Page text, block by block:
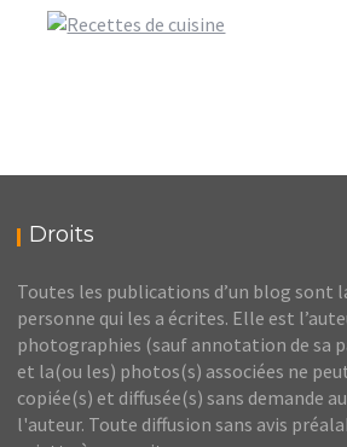
Droits
Toutes les publications d’un blog sont
personne qui les a écrites. Elle est
photographies (sauf annotation de sa
et la(ou les) photos(s) associées ne
copiée(s) et diffusée(s) sans demande
l'auteur. Toute diffusion sans avis